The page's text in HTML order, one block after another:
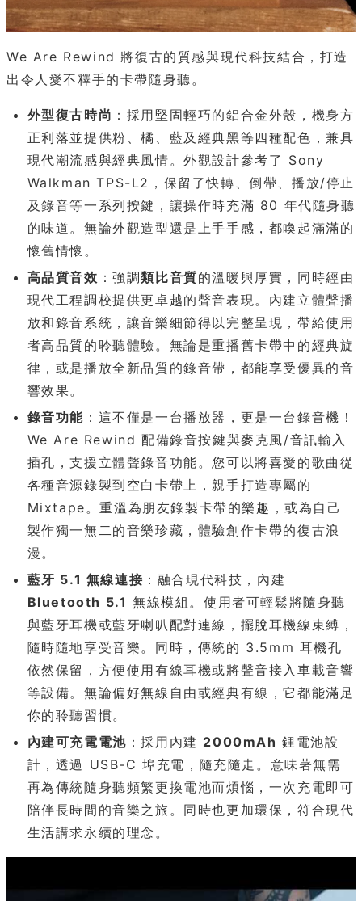
We Are Rewind 將復古的質感與現代科技結合，打造
出令人愛不釋手的卡帶隨身聽。
外型復古時尚 ：採用堅固輕巧的鋁合金外殼，機身方
正利落並提供粉、橘、藍及經典黑等四種配色，兼具
現代潮流感與經典風情。外觀設計參考了 Sony
Walkman TPS-L2，保留了快轉、倒帶、播放/停止
及錄音等一系列按鍵，讓操作時充滿 80 年代隨身聽
的味道。無論外觀造型還是上手手感，都喚起滿滿的
懷舊情懷。
高品質音效 ：強調類比音質的溫暖與厚實，同時經由
現代工程調校提供更卓越的聲音表現。內建立體聲播
放和錄音系統，讓音樂細節得以完整呈現，帶給使用
者高品質的聆聽體驗。無論是重播舊卡帶中的經典旋
律，或是播放全新品質的錄音帶，都能享受優異的音
響效果。
錄音功能 ：這不僅是一台播放器，更是一台錄音機！
We Are Rewind 配備錄音按鍵與麥克風/音訊輸入
插孔，支援立體聲錄音功能。您可以將喜愛的歌曲從
各種音源錄製到空白卡帶上，親手打造專屬的
Mixtape。重溫為朋友錄製卡帶的樂趣，或為自己
製作獨一無二的音樂珍藏，體驗創作卡帶的復古浪
漫。
藍牙 5.1 無線連接 ：融合現代科技，內建
Bluetooth 5.1 無線模組。使用者可輕鬆將隨身聽
與藍牙耳機或藍牙喇叭配對連線，擺脫耳機線束縛，
隨時隨地享受音樂。同時，傳統的 3.5mm 耳機孔
依然保留，方便使用有線耳機或將聲音接入車載音響
等設備。無論偏好無線自由或經典有線，它都能滿足
你的聆聽習慣。
內建可充電電池 ：採用內建 2000mAh 鋰電池設
計，透過 USB-C 埠充電，隨充隨走。意味著無需
再為傳統隨身聽頻繁更換電池而煩惱，一次充電即可
陪伴長時間的音樂之旅。同時也更加環保，符合現代
生活講求永續的理念。